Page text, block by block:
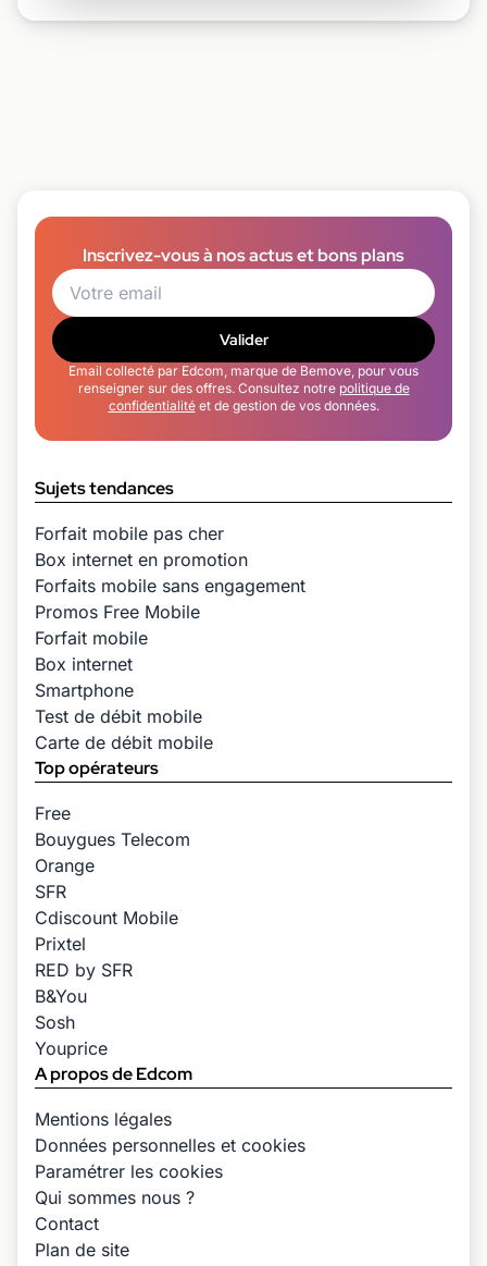
Inscrivez-vous à nos actus et bons plans
Valider
Email collecté par Edcom, marque de Bemove, pour vous
renseigner sur des offres. Consultez notre politique de
confidentialitéet de gestion de vos données.
Sujets tendances
Forfait mobile pas cher
Box internet en promotion
Forfaits mobile sans engagement
Promos Free Mobile
Forfait mobile
Box internet
Smartphone
Test de débit mobile
Carte de débit mobile
Top opérateurs
Free
Bouygues Telecom
Orange
SFR
Cdiscount Mobile
Prixtel
RED by SFR
B&You
Sosh
Youprice
A propos de Edcom
Mentions légales
Données personnelles et cookies
Paramétrer les cookies
Qui sommes nous ?
Contact
Plan de site